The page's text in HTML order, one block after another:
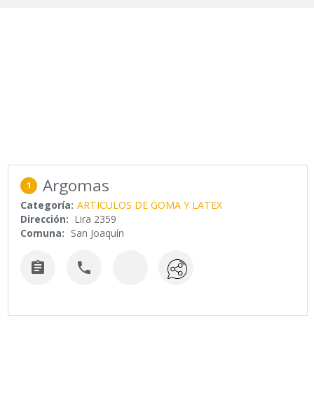
1 Argomas
Categoría: ARTICULOS DE GOMA Y LATEX
Dirección: Lira 2359
Comuna: San Joaquín
 